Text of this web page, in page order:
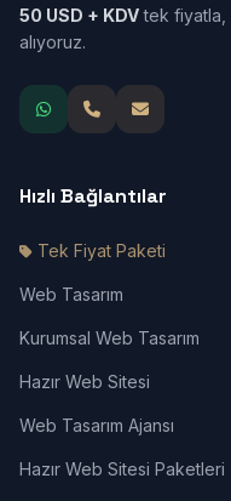
50 USD + KDVtek fiyatla,
alıyoruz.
Hızlı Bağlantılar
Tek Fiyat Paketi
Web Tasarım
Kurumsal Web Tasarım
Hazır Web Sitesi
Web Tasarım Ajansı
Hazır Web Sitesi Paketleri